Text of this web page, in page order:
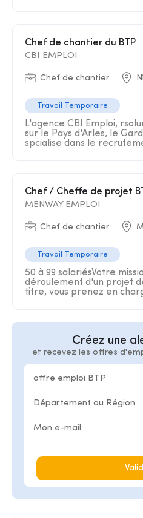
Chef de chantier du BTP
CBI EMPLOI
Chef de chantier
Travail Temporaire
L'agence CBI Emploi,
sur le Pays d'Arles, le
spcialise dans le
Chef / Cheffe de projet
MENWAY EMPLOI
Chef de chantier
Travail Temporaire
50 à 99 salariésVotre
déroulement d'un projet
titre, vous prenez en
Créez une
et recevez les offres